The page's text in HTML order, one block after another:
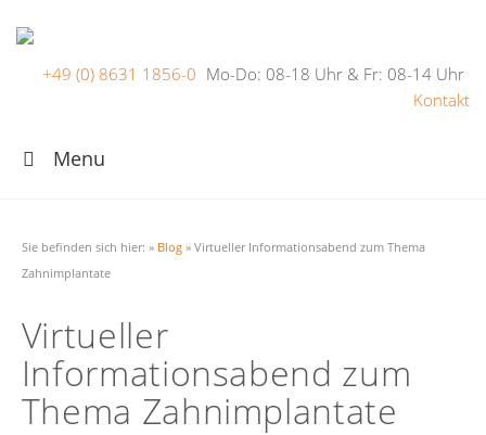
+49 (0) 8631 1856-0 Mo-Do: 08-18 Uhr & Fr: 08-14 Uhr
Kontakt
Menu
Sie befinden sich hier: » Blog» Virtueller Informationsabend zum Thema
Zahnimplantate
Virtueller
Informationsabend zum
Thema Zahnimplantate